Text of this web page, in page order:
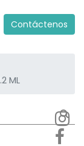
Contáctenos
ML